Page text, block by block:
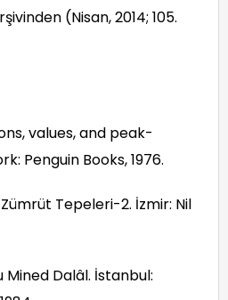
(Nisan, 2014; 105.
values, and peak-
Penguin Books, 1976.
Tepeleri-2. İzmir: Nil
Mined Dalâl. İstanbul: